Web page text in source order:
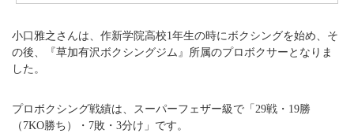
小口雅之さんは、作新学院高校1年生の時にボクシングを始め、そ
の後、『草加有沢ボクシングジム』所属のプロボクサーとなりま
した。
プロボクシング戦績は、スーパーフェザー級で「29戦・19勝
（7KO勝ち）・7敗・3分け」です。